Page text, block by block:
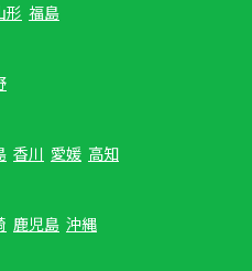
形 福島
香川 愛媛 高知
鹿児島 沖縄